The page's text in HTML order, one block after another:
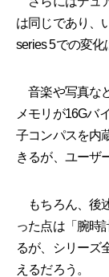
は同じであり、
series 5での変化
音楽や写真な
メモリが16Gバ
子コンパスを内
きるが、ユーザ
もちろん、後
った点は「腕時
るが、シリーズ
えるだろう。